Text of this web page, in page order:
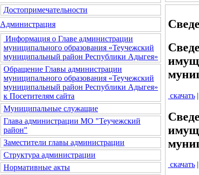
Достопримечательности
Администрация
Информация о Главе администрации
муниципального образования «Теучежский
муниципальный район Республики Адыгея»
Обращение Главы администрации
муниципального образования «Теучежский
муниципальный район Республики Адыгея»
к Посетителям сайта
Муниципальные служащие
Глава администрации МО "Теучежский
район"
Заместители главы администрации
Структура администрации
Нормативные акты
скачать
скачать